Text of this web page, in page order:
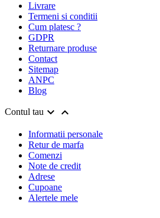
Livrare
Termeni si conditii
Cum platesc ?
GDPR
Returnare produse
Contact
Sitemap
ANPC
Blog
Contul tau  
Informatii personale
Retur de marfa
Comenzi
Note de credit
Adrese
Cupoane
Alertele mele